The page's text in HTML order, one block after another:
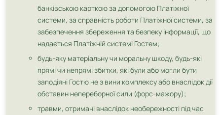
банківською карткою за допомогою Платіжної
системи, за справність роботи Платіжної системи, за
забезпечення збереження та безпеку інформації, що
надається Платіжній системі Гостем;
будь-яку матеріальну чи моральну шкоду, будь-які
прямі чи непрямі збитки, які були або могли бути
заподіяні Гостю не з вини комплексу або внаслідок дії
обставин непереборної сили (форс-мажору);
травми, отримані внаслідок необережності під час